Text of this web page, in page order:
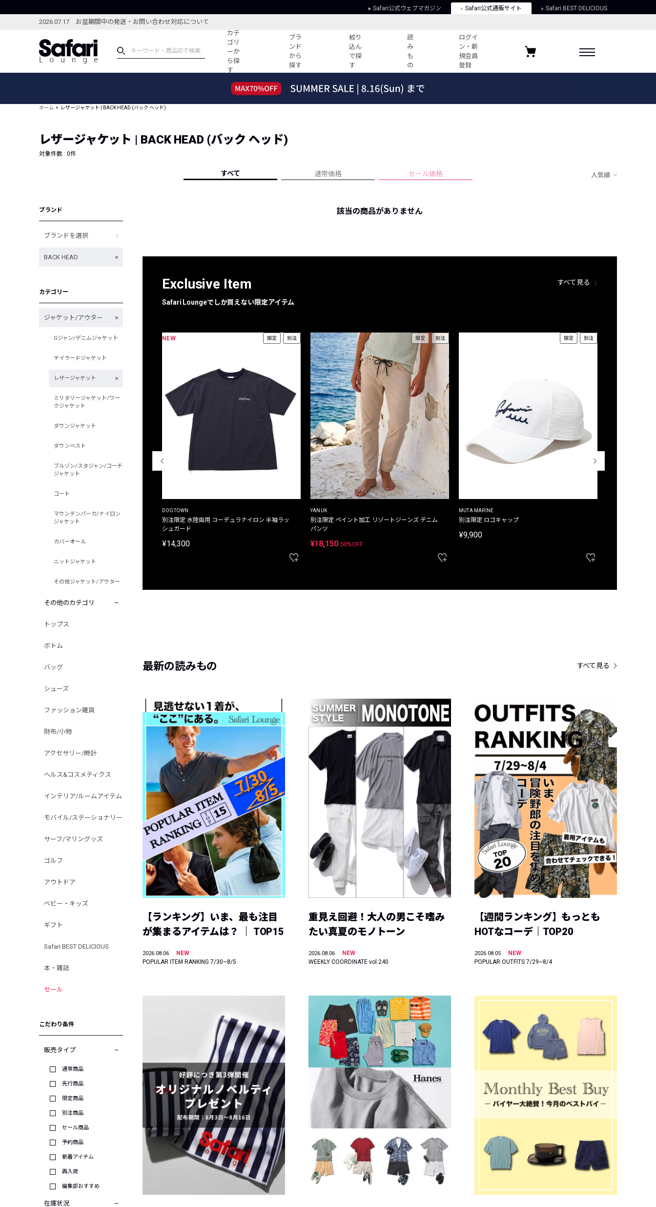
Safari公式ウェブマガジン Safari公式通販サイト Safari BEST DELICIOUS
2026.07.17 お盆期間中の発送・お問い合わせ対応について
カテ
ゴリ
ーか
ら探
す
ブラ
ンド
から
探す
絞り
込ん
で探
す
読
み
も
の
ログイ
ン・新
規会員
登録
ブランドから探す
新着アイテム
編集部のおすすめアイテム
特集記事
コーディネート
すべての記事
ーデ紹介
HOTなコーデ TOP20
人気記事ランキング
フォーカスブランド
プライバシーポリシー
お気に入りブランド
ホーム レザージャケット | BACK HEAD (バック ヘッド)
レザージャケット | BACK HEAD (バック ヘッド)
対象件数 : 0件
すべて 通常価格 セール価格 人気順
ブランド
ブランドを選択
BACK HEAD
カテゴリー
ジャケット/アウター
Gジャン/デニムジャケット
テイラードジャケット
レザージャケット
ミリタリージャケット/ワー
クジャケット
ダウンジャケット
ダウンベスト
ブルゾン/スタジャン/コーチ
ジャケット
コート
マウンテンパーカ/ナイロン
ジャケット
カバーオール
ニットジャケット
その他ジャケット/アウター
その他のカテゴリ
トップス
ボトム
バッグ
シューズ
ファッション雑貨
財布/小物
アクセサリー/時計
ヘルス&コスメティクス
インテリア/ルームアイテム
モバイル/ステーショナリー
サーフ/マリングッズ
ゴルフ
アウトドア
ベビー・キッズ
ギフト
Safari BEST DELICIOUS
本・雑誌
セール
こだわり条件
販売タイプ
通常商品
先行商品
限定商品
別注商品
セール商品
予約商品
新着アイテム
再入荷
編集部おすすめ
在庫状況
該当の商品がありません
Exclusive Item
Safari Loungeでしか買えない限定アイテム
すべて見る
THE DUFFER OF ST.GEORGE
別注限定 ピグメントダイ バックプリント サーフ
NEW 限定 別注
DOGTOWN
別注限定 水陸両用 コーデュラナイロン 半袖ラッ
シュガード
¥14,300
限定 別注
YANUK
別注限定 ペイント加工 リゾートジーンズ デニム
パンツ
¥18,150 50%OFF
限定 別注
MUTA MARINE
別注限定 ロゴキャップ
¥9,900
最新の読みもの すべて見る
【ランキング】いま、最も注目
が集まるアイテムは？ ｜ TOP15
2026.08.06
NEW
POPULAR ITEM RANKING 7/30~8/5
重見え回避！大人の男こそ嗜み
たい真夏のモノトーン
2026.08.06
NEW
WEEKLY COORDINATE vol.240
【週間ランキング】もっとも
HOTなコーデ｜TOP20
2026.08.05
NEW
POPULAR OUTFITS 7/29~8/4